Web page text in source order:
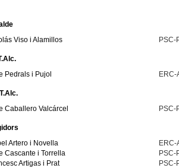
Viso i Alamillos
PSC-
Pedrals i Pujol
ERC-
Caballero Valcárcel
PSC-
Artero i Novella
ERC-
Cascante i Torrella
PSC-
Artigas i Prat
PSC-